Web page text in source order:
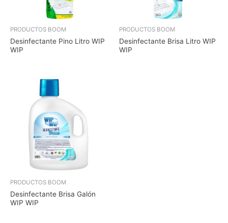
PRODUCTOS BOOM
Desinfectante Pino Litro WIP
WIP
PRODUCTOS BOOM
Desinfectante Brisa Litro WIP
WIP
PRODUCTOS BOOM
Desinfectante Brisa Galón
WIP WIP